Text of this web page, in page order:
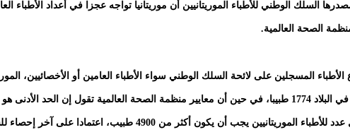
الصحة العالمية.
المسجلين على لائحة السلك الوطني سواء الأطباء العامين أو الأخصائيين،
يجب أن يكون أكثر من 4900 طبيب، اعتمادا على آخر إحصاء للسكان.